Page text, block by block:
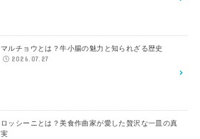
マルチョウとは？牛小腸の魅力と知られざる歴史
2026.07.27
ロッシーニとは？美食作曲家が愛した贅沢な一皿の真
実